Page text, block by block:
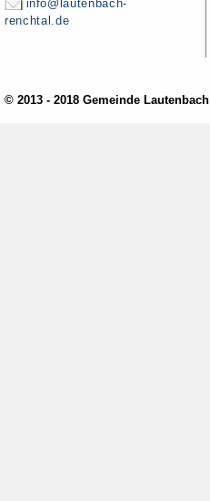
info@lautenbach-
renchtal.de
© 2013 - 2018 Gemeinde Lautenbach